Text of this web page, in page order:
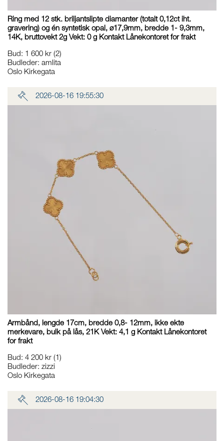
Ring med 12 stk. briljantslipte diamanter (totalt 0,12ct iht.
gravering) og én syntetisk opal, ø17,9mm, bredde 1- 9,3mm,
14K, bruttovekt 2g Vekt: 0 g Kontakt Lånekontoret for frakt
Bud: 1 600 kr (2)
Budleder: amlita
Oslo Kirkegata
2026-08-16 19:55:30
Armbånd, lengde 17cm, bredde 0,8- 12mm, ikke ekte
merkevare, bulk på lås, 21K Vekt: 4,1 g Kontakt Lånekontoret
for frakt
Bud: 4 200 kr (1)
Budleder: zizzi
Oslo Kirkegata
2026-08-16 19:04:30